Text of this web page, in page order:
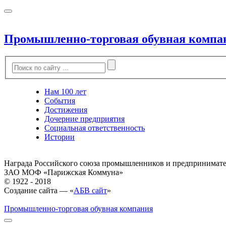
Промышленно-торговая обувная
Нам 100 лет
События
Достижения
Дочерние предприятия
Социальная ответственность
Истории
Награда Российского союза промышленников и
ЗАО МОФ «Парижская Коммуна»
© 1922 - 2018
Создание сайта — «АБВ сайт»
Промышленно-торговая обувная компания